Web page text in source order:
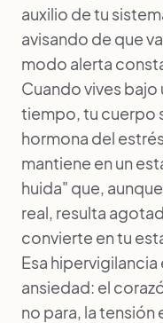
auxilio de tu
avisando de que
modo alerta
Cuando vives bajo
tiempo, tu cuerpo
hormona del
mantiene en un
huida" que,
real, resulta
convierte en tu
Esa
ansiedad: el
no para, la tensión